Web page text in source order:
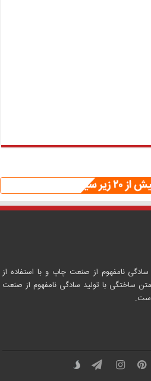
نامفهوم از صنعت چاپ و با استفاده از
ساختگی با تولید سادگی نامفهوم از صنعت